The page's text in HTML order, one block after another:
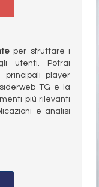
per sfruttare i
utenti. Potrai
player
TG e la
più rilevanti
e analisi